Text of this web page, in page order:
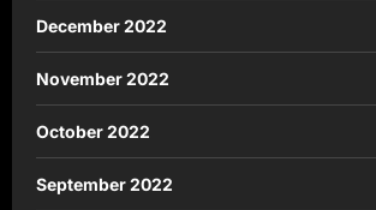
December 2022
November 2022
October 2022
September 2022